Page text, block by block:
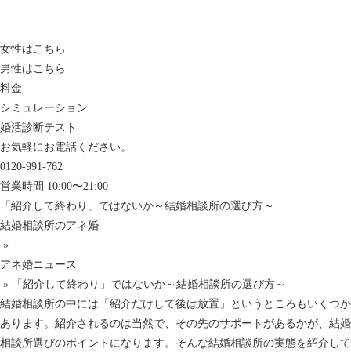
女性はこちら
男性はこちら
料金
シミュレーション
婚活診断テスト
お気軽にお電話ください。
0120-991-762
営業時間 10:00〜21:00
「紹介して終わり」ではないか～結婚相談所の選び方～
結婚相談所のアネ婚
»
アネ婚ニュース
»
「紹介して終わり」ではないか～結婚相談所の選び方～
結婚相談所の中には「紹介だけして後は放置」というところもいくつか
あります。紹介されるのは当然で、その先のサポートがあるかが、結婚
相談所選びのポイントになります。そんな結婚相談所の実態を紹介して